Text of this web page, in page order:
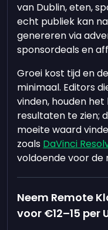
van Dublin, eten,
echt publiek kan
genereren via
sponsordeals en
Groei kost tijd en
minimaal. Editors
vinden, houden
resultaten te zien;
moeite waard
zoals DaVinci
voldoende voor
Neem Remote
voor €12–15 per